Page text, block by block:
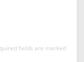
fields are marked